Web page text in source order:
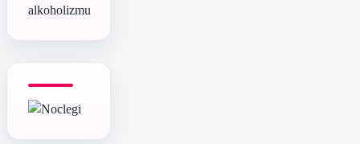
alkoholizmu